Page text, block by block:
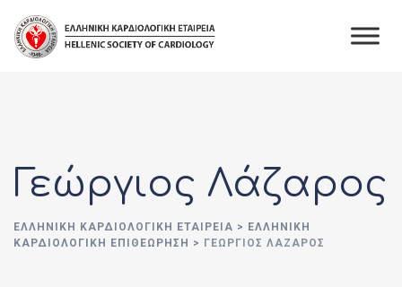
content
Γεώργιος Λάζαρος
ΕΛΛΗΝΙΚΉ ΚΑΡΔΙΟΛΟΓΙΚΉ ΕΤΑΙΡΕΊΑ > ΕΛΛΗΝΙΚΗ
ΚΑΡΔΙΟΛΟΓΙΚΗ ΕΠΙΘΕΩΡΗΣΗ > ΓΕΏΡΓΙΟΣ ΛΆΖΑΡΟΣ